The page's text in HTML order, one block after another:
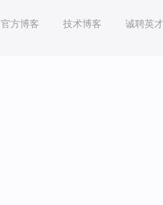
官方博客 技术博客 诚聘英才